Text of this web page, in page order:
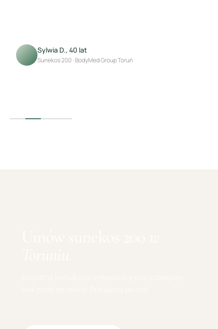
Sylwia D., 40 lat
Sunekos 200 · BodyMed Group Toruń